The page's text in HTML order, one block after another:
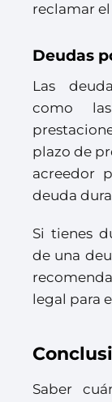
reclamar
Deudas
Las
como
plazo de
acreedor
deuda
Si tienes
de una
legal para
Saber